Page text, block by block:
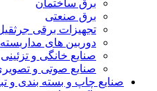
برق ساختمان
برق صنعتی
تجهیزات برقی جرثقیل
دوربین های مداربسته و امنیتی
صنایع خانگی و تزئینی
صنایع صوتی و تصویری
چاپ و بسته بندی و تبلیغات